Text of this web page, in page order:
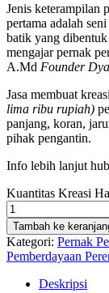
Jenis keterampilan
pertama adalah
batik yang
mengajar pernak
A.Md Founder
Jasa membuat
lima ribu rupiah)
panjang, koran,
pihak pengantin.
Info lebih lanjut
Kuantitas Kreasi
Tambah ke
Kategori: Pernak
Pemberdayaan
Deskripsi